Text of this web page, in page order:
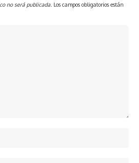
no será publicada. Los campos obligatorios están